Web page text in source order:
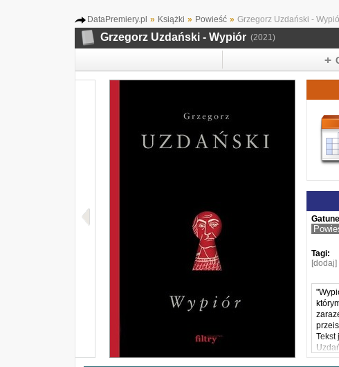
DataPremiery.pl » Książki » Powieść » Grzegorz Uzdański -
Grzegorz Uzdański - Wypiór (2021)
Tagi:
[dodaj]
Tekst